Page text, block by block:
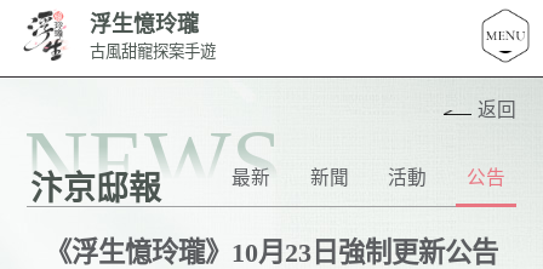
浮生憶玲瓏
古風甜寵探案手遊
NEWS
汴京邸報
返回
最新 新聞 活動 公告
《浮生憶玲瓏》10月23日強制更新公告